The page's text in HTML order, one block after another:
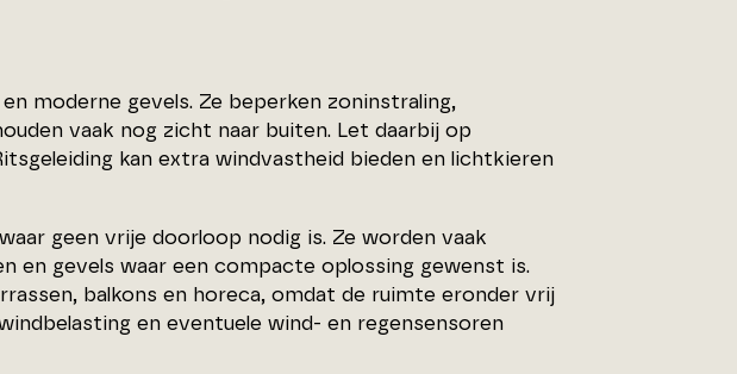
moderne gevels. Ze beperken zoninstraling,
vaak nog zicht naar buiten. Let daarbij op
kan extra windvastheid bieden en lichtkieren
geen vrije doorloop nodig is. Ze worden vaak
en gevels waar een compacte oplossing gewenst is.
balkons en horeca, omdat de ruimte eronder vrij
en eventuele wind- en regensensoren